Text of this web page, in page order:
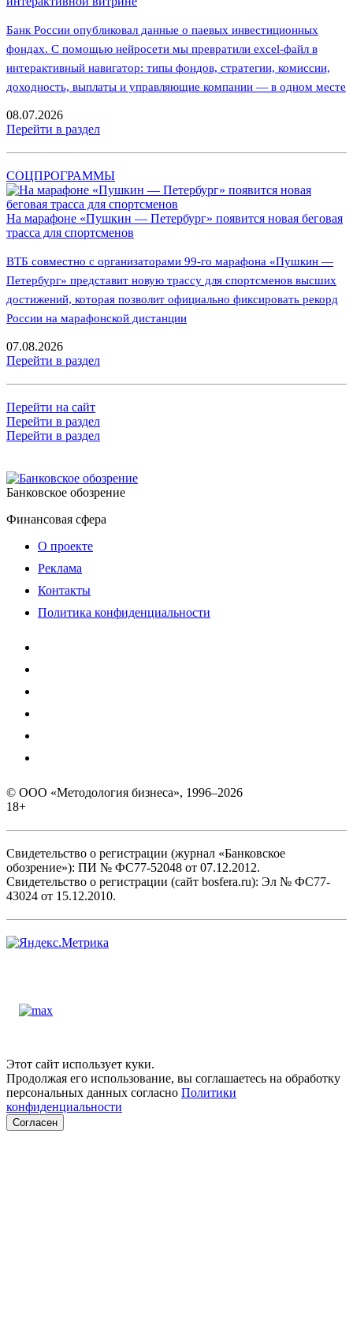
Банк России опубликовал данные о паевых инвестиционных
фондах. С помощью нейросети мы превратили excel-файл в
интерактивный навигатор: типы фондов, стратегии, комиссии,
доходность, выплаты и управляющие компании — в одном месте
08.07.2026
Перейти в раздел
СОЦПРОГРАММЫ
На марафоне «Пушкин — Петербург» появится новая беговая
трасса для спортсменов
ВТБ совместно с организаторами 99-го марафона «Пушкин —
Петербург» представит новую трассу для спортсменов высших
достижений, которая позволит официально фиксировать рекорд
России на марафонской дистанции
07.08.2026
Перейти в раздел
Перейти на сайт
Перейти в раздел
Перейти в раздел
Банковское обозрение
Финансовая сфера
О проекте
Реклама
Контакты
Политика конфиденциальности
© ООО «Методология бизнеса», 1996–2026
18+
Свидетельство о регистрации (журнал «Банковское
обозрение»): ПИ № ФС77-52048 от 07.12.2012.
Свидетельство о регистрации (сайт bosfera.ru): Эл № ФС77-
43024 от 15.12.2010.
Этот сайт использует куки.
Продолжая его использование, вы соглашаетесь на обработку
персональных данных согласно Политики
конфиденциальности
Согласен